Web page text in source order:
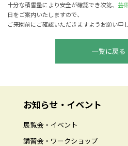
十分な積雪量により安全が確認でき次第、 芸
日をご案内いたしますので、
ご来園前にご確認いただきますようお願い申し
一覧に戻る
お知らせ・イベント
展覧会・イベント
講習会・ワークショップ